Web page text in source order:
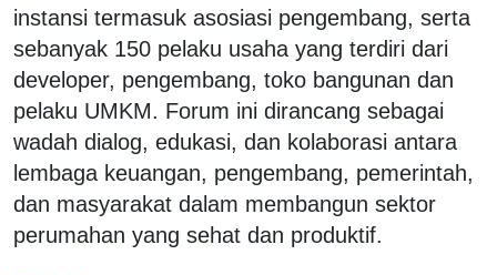
instansi termasuk asosiasi pengembang, serta
sebanyak 150 pelaku usaha yang terdiri dari
developer, pengembang, toko bangunan dan
pelaku UMKM. Forum ini dirancang sebagai
wadah dialog, edukasi, dan kolaborasi antara
lembaga keuangan, pengembang, pemerintah,
dan masyarakat dalam membangun sektor
perumahan yang sehat dan produktif.